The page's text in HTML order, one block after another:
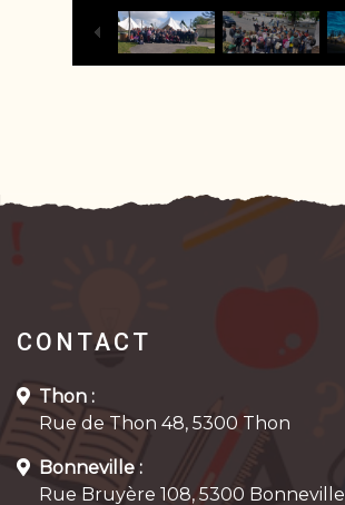
CONTACT
Thon :
Rue de Thon 48, 5300 Thon
Bonneville :
Rue Bruyère 108, 5300 Bonneville